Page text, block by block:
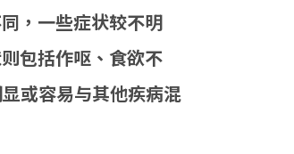
，一些症状较不明
包括作呕、食欲不
或容易与其他疾病混